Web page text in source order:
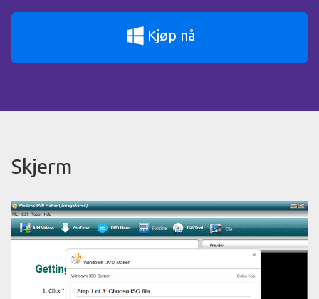
Kjøp nå
Skjerm